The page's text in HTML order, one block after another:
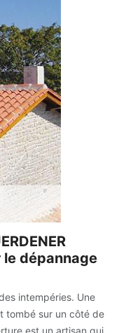
le dépannage
intempéries. Une
tombé sur un côté de
est un artisan qui